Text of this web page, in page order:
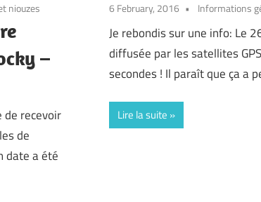
niouzes
–
de recevoir
de
date a été
6 February, 2016 Informations
Je rebondis sur une info: Le
diffusée par les satellites
secondes ! Il paraît que ça a
Lire la suite